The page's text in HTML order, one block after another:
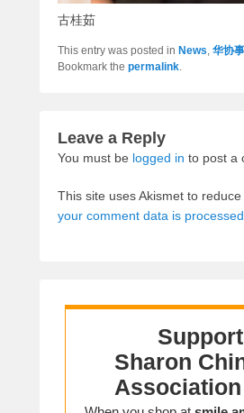
古桂茹
This entry was posted in News 华协
Bookmark the permalink
Leave a Reply
You must be logged in to post a
This site uses Akismet to reduce
your comment data is processed.